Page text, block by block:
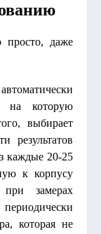
просто, даже
на которую
выбирает
результатов
каждые 20-25
к корпусу
замерах
которая не